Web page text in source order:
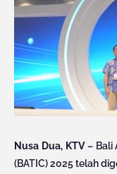
Nusa Dua, KTV– Bali
(BATIC) 2025 telah